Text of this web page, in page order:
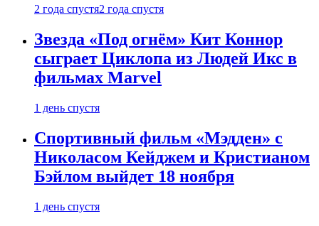
2 года спустя2 года спустя
Звезда «Под огнём» Кит Коннор
сыграет Циклопа из Людей Икс в
фильмах Marvel
1 день спустя
Спортивный фильм «Мэдден» с
Николасом Кейджем и Кристианом
Бэйлом выйдет 18 ноября
1 день спустя